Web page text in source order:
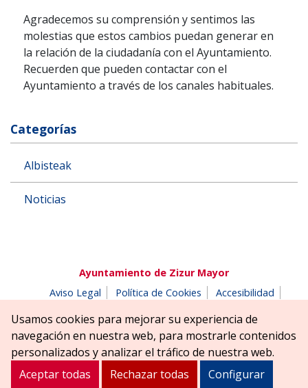
Agradecemos su comprensión y sentimos las
molestias que estos cambios puedan generar en
la relación de la ciudadanía con el Ayuntamiento.
Recuerden que pueden contactar con el
Ayuntamiento a través de los canales habituales.
Categorías
Albisteak
Noticias
Ayuntamiento de Zizur Mayor
Aviso Legal
Política de Cookies
Accesibilidad
Parque Erreniega parkea, s/n | 31180 Zizur Mayor-Zizur
Nagusia (NAVARRA-NAFARROA)
Tel. 948 181900
ayuntamiento@zizurmayor.es
Usamos cookies para mejorar su experiencia de
navegación en nuestra web, para mostrarle contenidos
personalizados y analizar el tráfico de nuestra web.
Aceptar todas
Rechazar todas Configurar